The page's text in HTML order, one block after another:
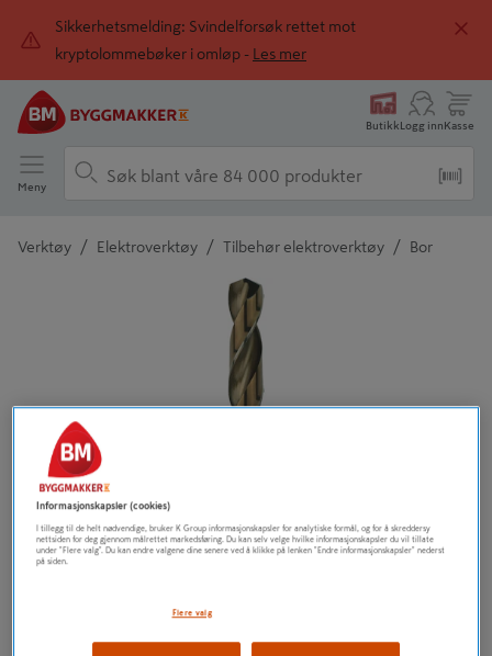
Sikkerhetsmelding: Svindelforsøk rettet mot
kryptolommebøker i omløp -
Les mer
ButikkLogg innKasse
Meny
Verktøy / Elektroverktøy / Tilbehør elektroverktøy / Bor
Detaljert beskrivelse finnes i produktbeskrivelsen
Informasjonskapsler (cookies)
I tillegg til de helt nødvendige, bruker K Group informasjonskapsler for analytiske formål, og for å skreddersy
nettsiden for deg gjennom målrettet markedsføring. Du kan selv velge hvilke informasjonskapsler du vil tillate
under "Flere valg". Du kan endre valgene dine senere ved å klikke på lenken "Endre informasjonskapsler" nederst
på siden.
Flere valg